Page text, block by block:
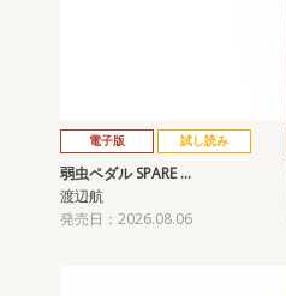
電子版 試し読み
弱虫ペダル SPARE …
渡辺航
発売日：2026.08.06